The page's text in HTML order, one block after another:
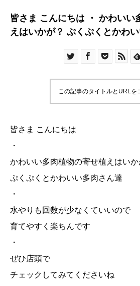
皆さま こんにちは ・ かわいい
えはいかが？ ぷくぷくとかわ
この記事のタイトルとURLを
皆さま こんにちは
・
かわいい多肉植物の寄せ植えはいか
ぷくぷくとかわいい多肉さん達
・
水やりも回数が少なくていいので
育てやすく楽ちんです
・
ぜひ店頭で
チェックしてみてくださいね